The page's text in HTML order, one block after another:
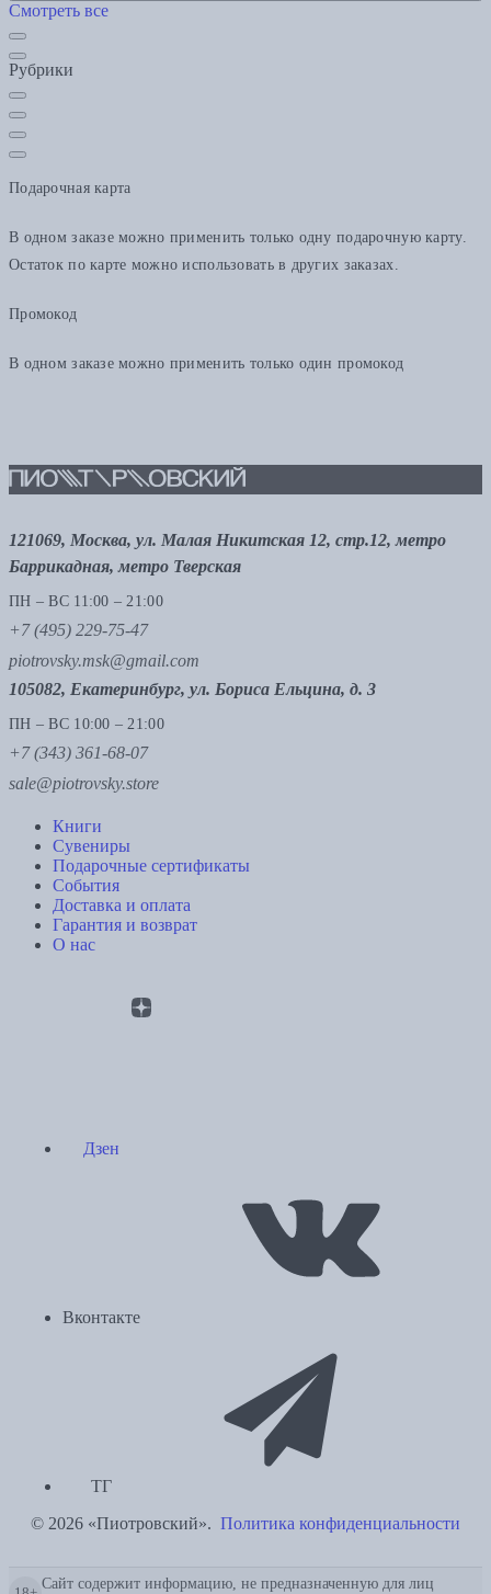
Смотреть все
Рубрики
Подарочная карта
В одном заказе можно применить только одну подарочную карту.
Остаток по карте можно использовать в других заказах.
Промокод
В одном заказе можно применить только один промокод
121069, Москва, ул. Малая Никитская 12, стр.12, метро
Баррикадная, метро Тверская
ПН – ВС 11:00 – 21:00
+7 (495) 229-75-47
piotrovsky.msk@gmail.com
105082, Екатеринбург, ул. Бориса Ельцина, д. 3
ПН – ВС 10:00 – 21:00
+7 (343) 361-68-07
sale@piotrovsky.store
Книги
Сувениры
Подарочные сертификаты
События
Доставка и оплата
Гарантия и возврат
О нас
Дзен
Вконтакте
ТГ
© 2026 «Пиотровский». Политика конфиденциальности
Сайт содержит информацию, не предназначенную для лиц